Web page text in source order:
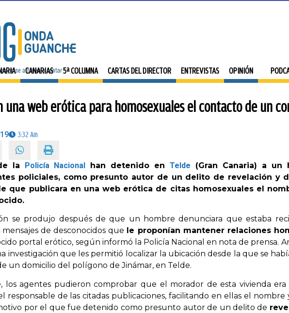
CANARIAS 5ª COLUMNA CARTAS DEL DIRECTOR ENTREVISTAS OPINIÓN
una web erótica para homosexuales el contacto de un
3:32 Am
la Policía Nacional han detenido en Telde (Gran Canaria) a
policiales, como presunto autor de un delito de revelación y
que publicara en una web erótica de citas homosexuales el
se produjo después de que un hombre denunciara que estaba
de desconocidos que
le proponían mantener relaciones
portal erótico, según informó la Policía Nacional en nota de prensa.
investigación que les permitió localizar la ubicación desde la que se
un domicilio del polígono de Jinámar, en Telde.
los agentes pudieron comprobar que el morador de esta vivienda
responsable de las citadas publicaciones, facilitando en ellas el
por el que fue detenido como presunto autor de un delito de